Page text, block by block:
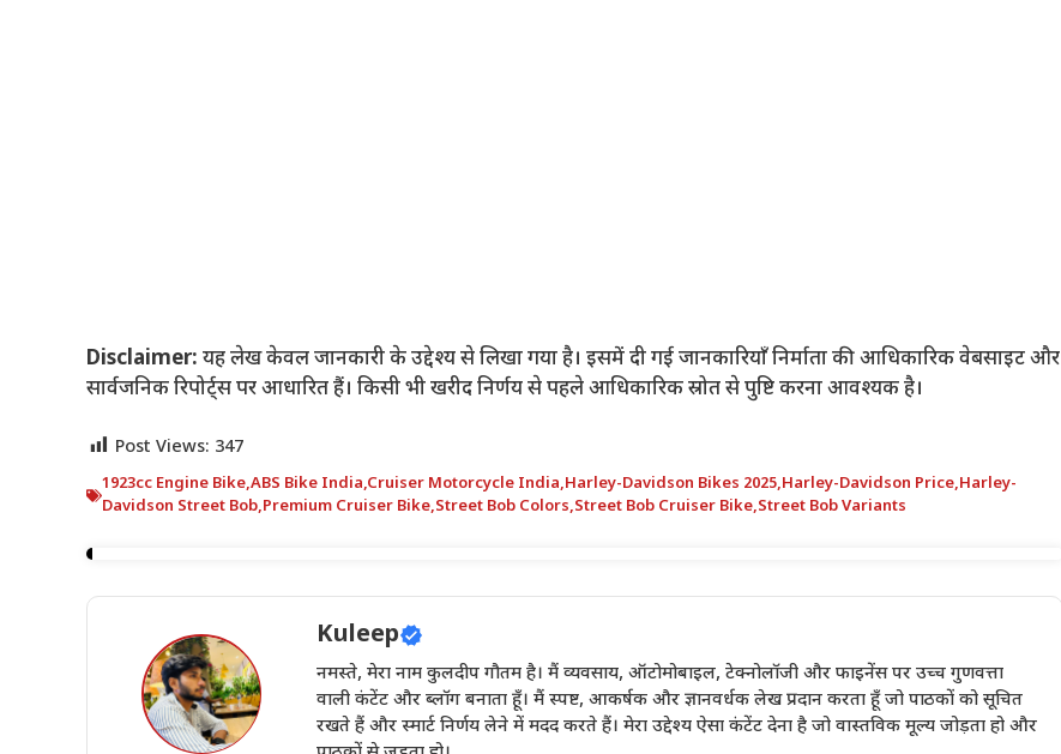
Disclaimer: यह लेख केवल जानकारी के उद्देश्य से लिखा गया है। इसमें दी गई जानकारियाँ निर्माता की आधिकारिक वेबसाइट और
सार्वजनिक रिपोर्ट्स पर आधारित हैं। किसी भी खरीद निर्णय से पहले आधिकारिक स्रोत से पुष्टि करना आवश्यक है।
Post Views: 347
1923cc Engine Bike,ABS Bike India,Cruiser Motorcycle India,Harley-Davidson Bikes 2025,Harley-Davidson Price,Harley-
Davidson Street Bob,Premium Cruiser Bike,Street Bob Colors,Street Bob Cruiser Bike,Street Bob Variants
Kuleep
नमस्ते, मेरा नाम कुलदीप गौतम है। मैं व्यवसाय, ऑटोमोबाइल, टेक्नोलॉजी और फाइनेंस पर उच्च गुणवत्ता
वाली कंटेंट और ब्लॉग बनाता हूँ। मैं स्पष्ट, आकर्षक और ज्ञानवर्धक लेख प्रदान करता हूँ जो पाठकों को सूचित
रखते हैं और स्मार्ट निर्णय लेने में मदद करते हैं। मेरा उद्देश्य ऐसा कंटेंट देना है जो वास्तविक मूल्य जोड़ता हो और